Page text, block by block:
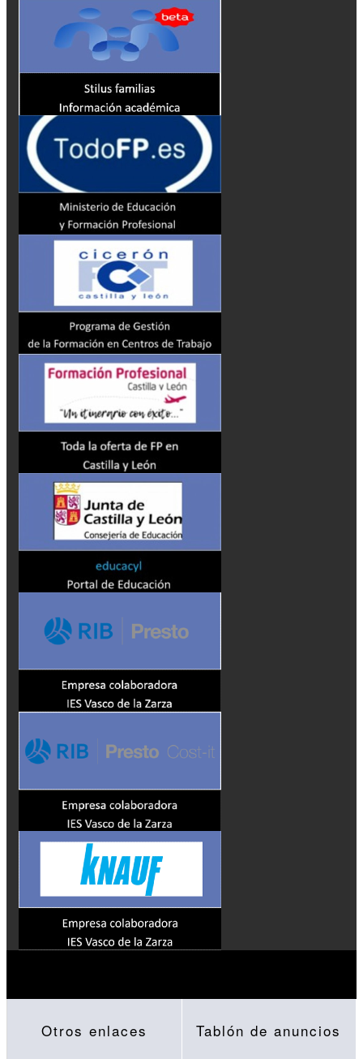
Otros enlaces Tablón de anuncios